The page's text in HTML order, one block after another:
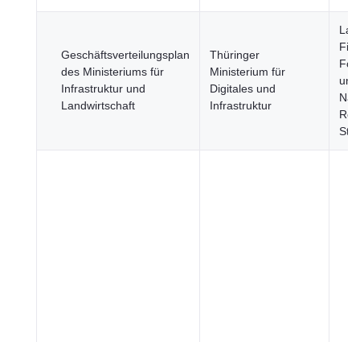
Geschäftsverteilungsplan
des Ministeriums für
Infrastruktur und
Landwirtschaft
Thüringer
Ministerium für
Digitales und
Infrastruktur
und